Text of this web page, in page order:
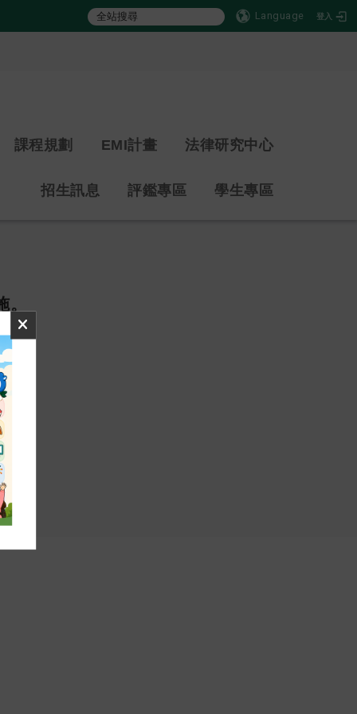
Language 登入
課程規劃 EMI計畫 法律研究中心
招生訊息 評鑑專區 學生專區